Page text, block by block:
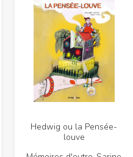
Hedwig ou la Pensée-
louve